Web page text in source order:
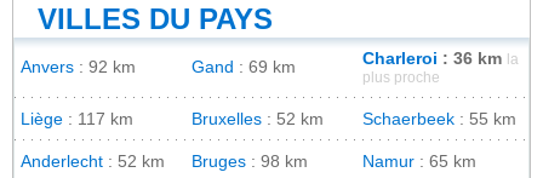
VILLES DU PAYS
Anvers : 92 km Gand : 69 km Charleroi : 36 km
la
plus proche
Liège : 117 km Bruxelles : 52 km Schaerbeek : 55 km
Anderlecht : 52 km Bruges : 98 km Namur : 65 km